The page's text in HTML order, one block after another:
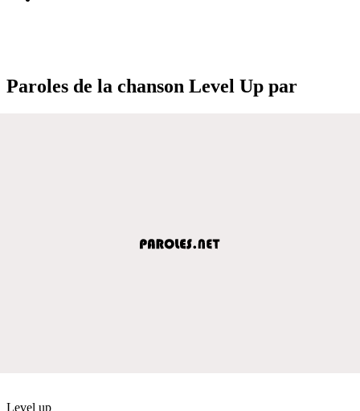
Paroles de la chanson Level Up par
Level up